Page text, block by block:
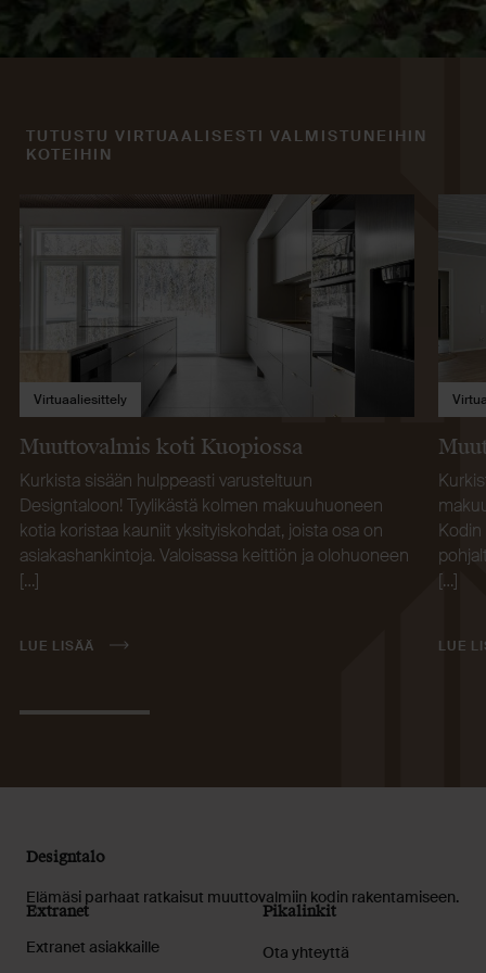
TUTUSTU VIRTUAALISESTI VALMISTUNEIHIN
KOTEIHIN
Virtuaaliesittely
Muuttovalmis koti Kuopiossa
Kurkista sisään hulppeasti varusteltuun
Designtaloon! Tyylikästä kolmen makuuhuoneen
kotia koristaa kauniit yksityiskohdat, joista osa on
asiakashankintoja. Valoisassa keittiön ja olohuoneen
[…]
LUE LISÄÄ
[…]
LUE
Designtalo
Elämäsi parhaat ratkaisut muuttovalmiin kodin rakentamiseen.
Extranet
Extranet asiakkaille
Pikalinkit
Ota yhteyttä